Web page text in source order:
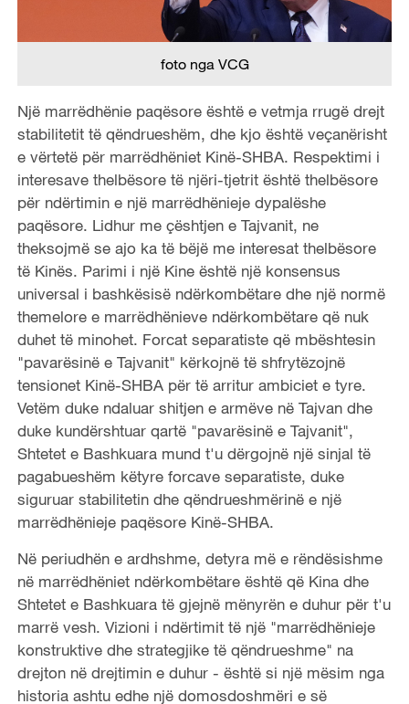
foto nga VCG
Një marrëdhënie paqësore është e vetmja rrugë drejt
stabilitetit të qëndrueshëm, dhe kjo është veçanërisht
e vërtetë për marrëdhëniet Kinë-SHBA. Respektimi i
interesave thelbësore të njëri-tjetrit është thelbësore
për ndërtimin e një marrëdhënieje dypalëshe
paqësore. Lidhur me çështjen e Tajvanit, ne
theksojmë se ajo ka të bëjë me interesat thelbësore
të Kinës. Parimi i një Kine është një konsensus
universal i bashkësisë ndërkombëtare dhe një normë
themelore e marrëdhënieve ndërkombëtare që nuk
duhet të minohet. Forcat separatiste që mbështesin
"pavarësinë e Tajvanit" kërkojnë të shfrytëzojnë
tensionet Kinë-SHBA për të arritur ambiciet e tyre.
Vetëm duke ndaluar shitjen e armëve në Tajvan dhe
duke kundërshtuar qartë "pavarësinë e Tajvanit",
Shtetet e Bashkuara mund t'u dërgojnë një sinjal të
pagabueshëm këtyre forcave separatiste, duke
siguruar stabilitetin dhe qëndrueshmërinë e një
marrëdhënieje paqësore Kinë-SHBA.
Në periudhën e ardhshme, detyra më e rëndësishme
në marrëdhëniet ndërkombëtare është që Kina dhe
Shtetet e Bashkuara të gjejnë mënyrën e duhur për t'u
marrë vesh. Vizioni i ndërtimit të një "marrëdhënieje
konstruktive dhe strategjike të qëndrueshme" na
drejton në drejtimin e duhur - është si një mësim nga
historia ashtu edhe një domosdoshmëri e së